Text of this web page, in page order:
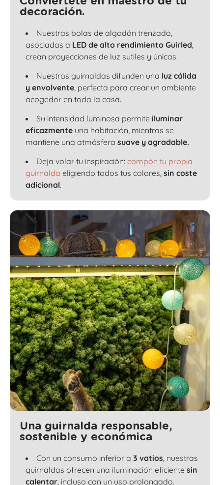
decoración.
Nuestras bolas de algodón trenzado,
asociadas a LED de alto rendimiento Guirled
crean proyecciones de luz sutiles y únicas.
Nuestras guirnaldas difunden una luz cálida
y envolvente , perfecta para crear un ambiente
acogedor en toda la casa.
Su intensidad luminosa permite iluminar
eficazmente una habitación, mientras se
mantiene una atmósfera suave y agradable.
Deja volar tu inspiración: compón tu propia
guirnalda eligiendo todos tus colores, sin coste
adicional.
Una guirnalda responsable,
sostenible y económica
Con un consumo inferior a 3 vatios , nuestras
guirnaldas ofrecen una iluminación eficiente sin
calentar , incluso con un uso prolongado.